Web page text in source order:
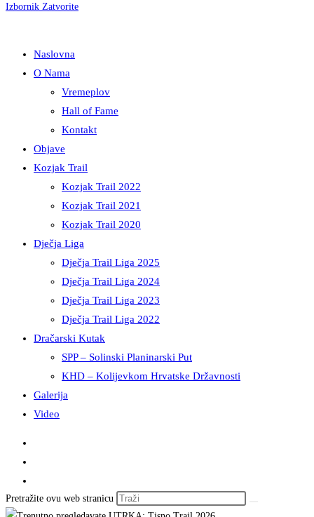
Izbornik Zatvorite
Naslovna
O Nama
Vremeplov
Hall of Fame
Kontakt
Objave
Kozjak Trail
Kozjak Trail 2022
Kozjak Trail 2021
Kozjak Trail 2020
Dječja Liga
Dječja Trail Liga 2025
Dječja Trail Liga 2024
Dječja Trail Liga 2023
Dječja Trail Liga 2022
Dračarski Kutak
SPP – Solinski Planinarski Put
KHD – Kolijevkom Hrvatske Državnosti
Galerija
Video
Pretražite ovu web stranicu